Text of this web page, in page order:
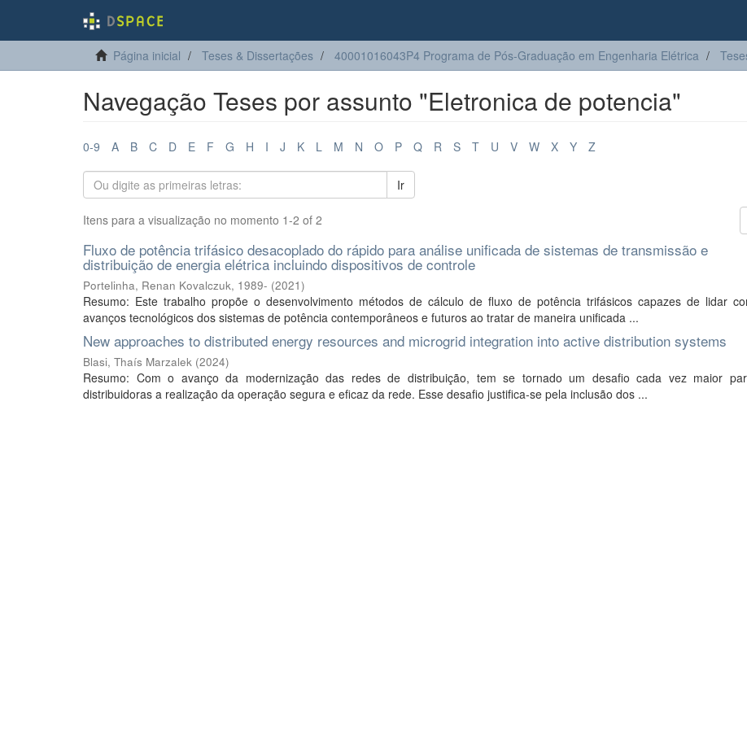
Página inicial Teses & Dissertações 40001016043P4 Programa de Pós-Graduação em Engenharia Elétrica
Navegação Teses por assunto "Eletronica de potencia"
0-9 A B C D E F G H I J K L M N O P Q R S T U V W X Y Z
Ir
Itens para a visualização no momento 1-2 of 2
Fluxo de potência trifásico desacoplado do rápido para análise unificada de sistemas de transmissão e
distribuição de energia elétrica incluindo dispositivos de controle
Portelinha, Renan Kovalczuk, 1989- (2021)
Resumo: Este trabalho propõe o desenvolvimento métodos de cálculo de fluxo de potência trifásicos capazes de lidar
avanços tecnológicos dos sistemas de potência contemporâneos e futuros ao tratar de maneira unificada ...
New approaches to distributed energy resources and microgrid integration into active distribution systems
Blasi, Thaís Marzalek (2024)
Resumo: Com o avanço da modernização das redes de distribuição, tem se tornado um desafio cada vez maior
distribuidoras a realização da operação segura e eficaz da rede. Esse desafio justifica-se pela inclusão dos ...